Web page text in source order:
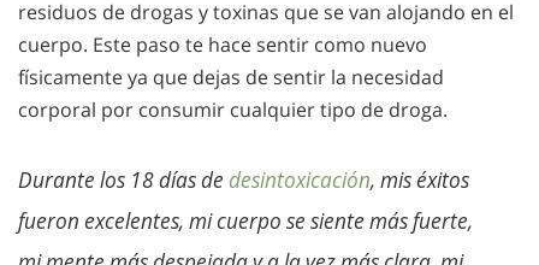
residuos de drogas y toxinas que se van alojando en el
cuerpo. Este paso te hace sentir como nuevo
físicamente ya que dejas de sentir la necesidad
corporal por consumir cualquier tipo de droga.
Durante los 18 días de desintoxicación, mis éxitos
fueron excelentes, mi cuerpo se siente más fuerte,